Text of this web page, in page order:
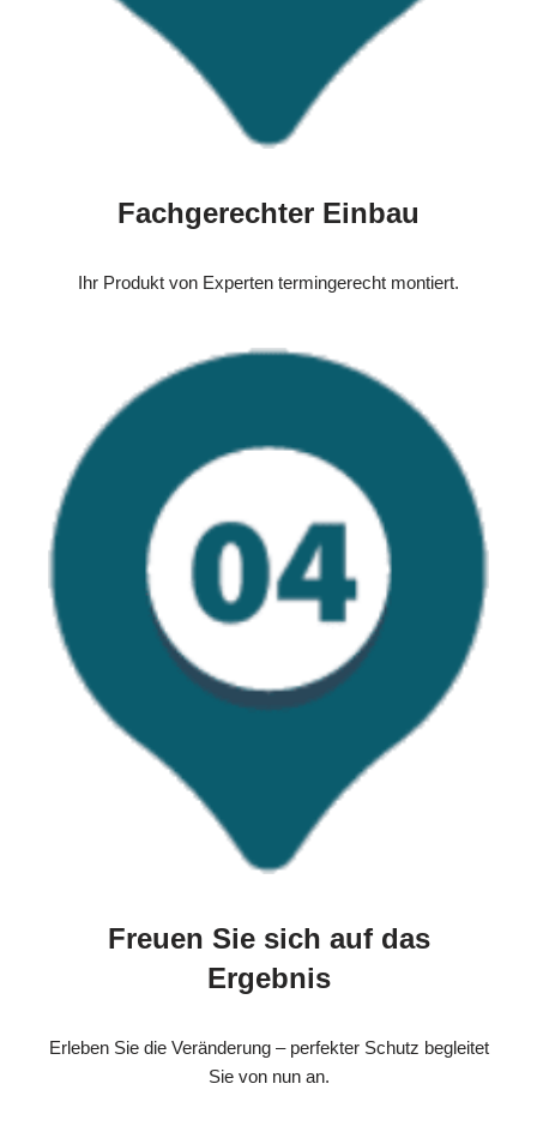
Fachgerechter Einbau
Ihr Produkt von Experten termingerecht montiert.
Freuen Sie sich auf das
Ergebnis
Erleben Sie die Veränderung – perfekter Schutz begleitet
Sie von nun an.